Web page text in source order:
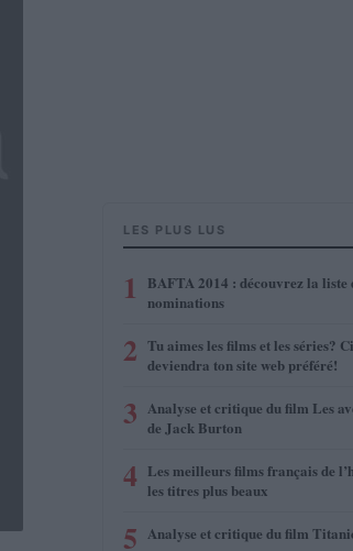
LES PLUS LUS
1
BAFTA 2014 : découvrez la liste
nominations
2 Tu aimes les films et les séries?
deviendra ton site web préféré!
3 Analyse et critique du film Les
de Jack Burton
4 Les meilleurs films français de
les titres plus beaux
5 Analyse et critique du film